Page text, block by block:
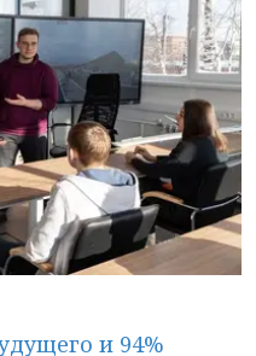
и 94%